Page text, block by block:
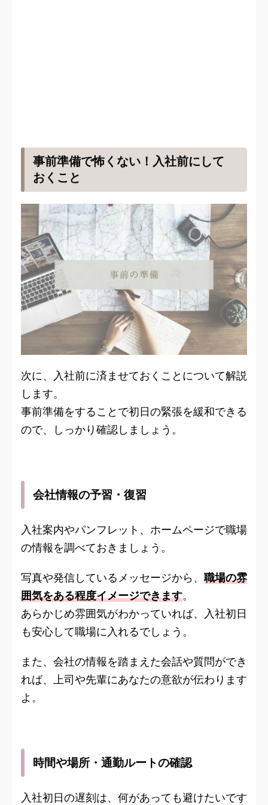
事前準備で怖くない！入社前にして
おくこと
次に、入社前に済ませておくことについて解説
します。
事前準備をすることで初日の緊張を緩和できる
ので、しっかり確認しましょう。
会社情報の予習・復習
入社案内やパンフレット、ホームページで職場
の情報を調べておきましょう。
写真や発信しているメッセージから、 職場の雰
囲気をある程度イメージできます。
あらかじめ雰囲気がわかっていれば、入社初日
も安心して職場に入れるでしょう。
また、会社の情報を踏まえた会話や質問ができ
れば、上司や先輩にあなたの意欲が伝わります
よ。
時間や場所・通勤ルートの確認
入社初日の遅刻は、何があっても避けたいです